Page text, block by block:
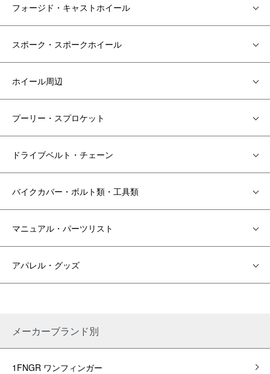
フォージド・キャストホイール
スポーク・スポークホイール
ホイール周辺
プーリー・スプロケット
ドライブベルト・チェーン
バイクカバー・ボルト類・工具類
マニュアル・パーツリスト
アパレル・グッズ
メーカーブランド別
1FNGR ワンフィンガー